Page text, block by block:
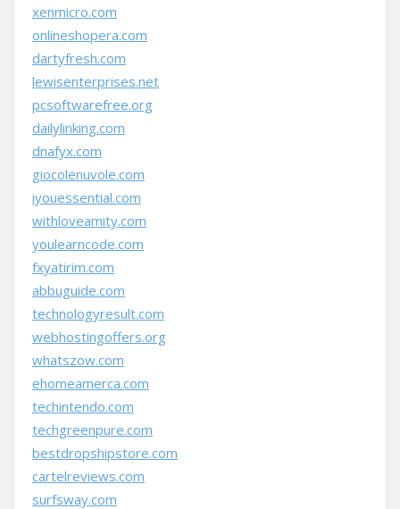
xenmicro.com
onlineshopera.com
dartyfresh.com
lewisenterprises.net
pcsoftwarefree.org
dailylinking.com
dnafyx.com
giocolenuvole.com
iyouessential.com
withloveamity.com
youlearncode.com
fxyatirim.com
abbuguide.com
technologyresult.com
webhostingoffers.org
whatszow.com
ehomeamerca.com
techintendo.com
techgreenpure.com
bestdropshipstore.com
cartelreviews.com
surfsway.com